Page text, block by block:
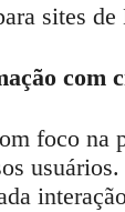
sites
com
foco na